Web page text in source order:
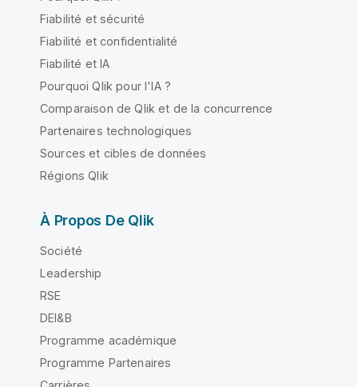
Fiabilité et sécurité
Fiabilité et confidentialité
Fiabilité et IA
Pourquoi Qlik pour l'IA ?
Comparaison de Qlik et de la concurrence
Partenaires technologiques
Sources et cibles de données
Régions Qlik
À Propos De Qlik
Société
Leadership
RSE
DEI&B
Programme académique
Programme Partenaires